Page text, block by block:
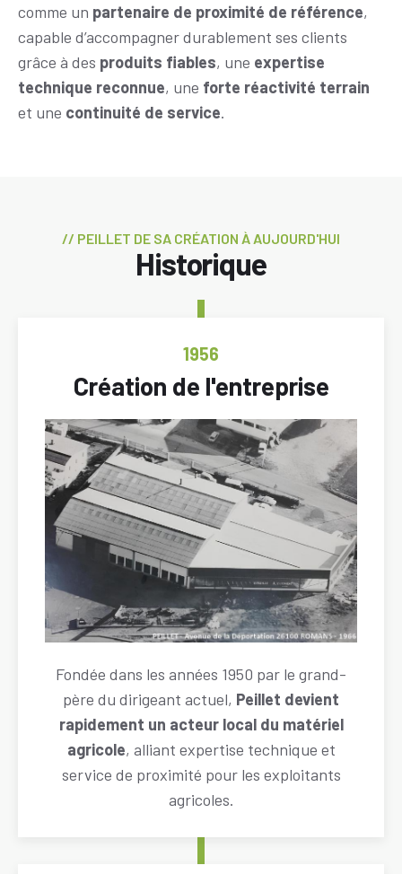
comme un partenaire de proximité de référence,
capable d’accompagner durablement ses clients
grâce à des produits fiables, une expertise
technique reconnue, une forte réactivité terrain
et une continuité de service.
CHAPEAU// PEILLET DE SA CRÉATION À AUJOURD'HUI
Historique
1956
Titre
Création de l'entreprise
Image
Descriptif
Fondée dans les années 1950 par le grand-
père du dirigeant actuel, Peillet devient
rapidement un acteur local du matériel
agricole, alliant expertise technique et
service de proximité pour les exploitants
agricoles.